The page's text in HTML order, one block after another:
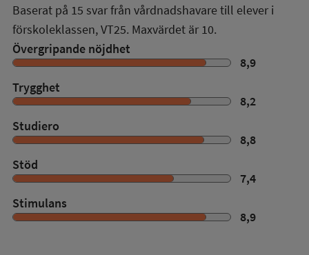
Baserat på 15 svar från vårdnadshavare till elever i
förskoleklassen,VT25. Maxvärdet är 10.
Övergripande nöjdhet
8,9
Trygghet
8,2
Studiero
8,8
Stöd
7,4
Stimulans
8,9